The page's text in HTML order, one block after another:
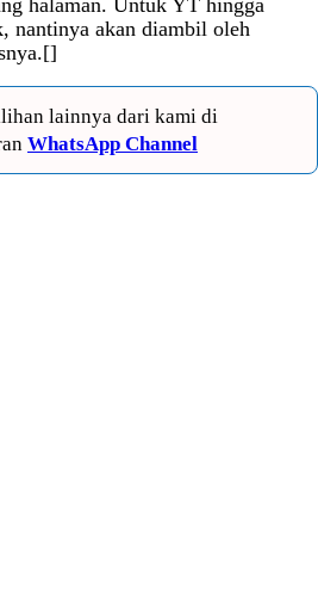
halaman. Untuk YT hingga
nantinya akan diambil oleh
lainnya dari kami di
WhatsApp Channel